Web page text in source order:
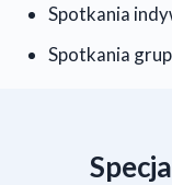
Spotkania
Spotkania